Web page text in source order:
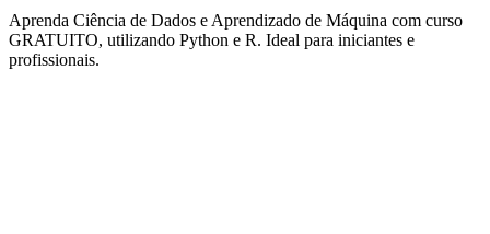
Aprenda Ciência de Dados e Aprendizado de Máquina com curso
GRATUITO, utilizando Python e R. Ideal para iniciantes e
profissionais.